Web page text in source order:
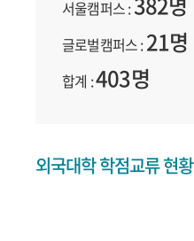
서울캠퍼스 :
글로벌캠퍼스 :21명
합계 :403명
외국대학 학점교류 현황